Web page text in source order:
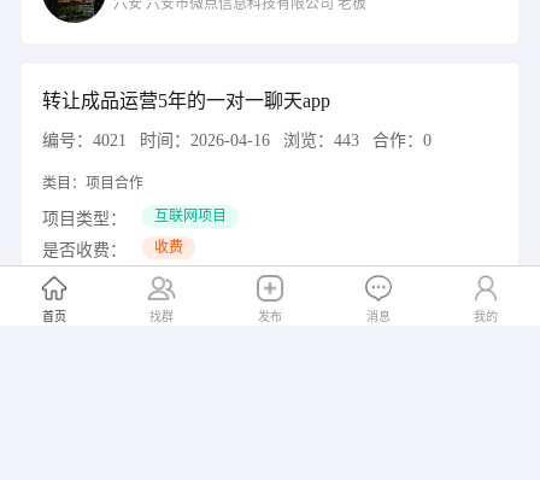
六安 六安市微点信息科技有限公司 老板
转让成品运营5年的一对一聊天app
编号： 4021 时间： 2026-04-16 浏览： 443 合作： 0
类目： 项目合作
项目类型： 互联网项目
是否收费： 收费
可走担保： 担保
首页 找群 发布 消息 我的